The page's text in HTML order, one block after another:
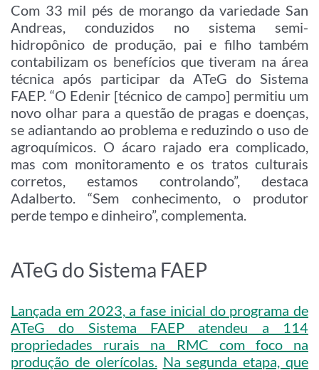
Com 33 mil pés de morango da variedade San
Andreas, conduzidos no sistema semi-
hidropônico de produção, pai e filho também
contabilizam os benefícios que tiveram na área
técnica após participar da ATeG do Sistema
FAEP. “O Edenir [técnico de campo] permitiu um
novo olhar para a questão de pragas e doenças,
se adiantando ao problema e reduzindo o uso de
agroquímicos. O ácaro rajado era complicado,
mas com monitoramento e os tratos culturais
corretos, estamos controlando”, destaca
Adalberto. “Sem conhecimento, o produtor
perde tempo e dinheiro”, complementa.
ATeG do Sistema FAEP
Lançada em 2023, a fase inicial do programa de
ATeG do Sistema FAEP atendeu a 114
propriedades rurais na RMC com foco na
produção de olerícolas. Na segunda etapa, que